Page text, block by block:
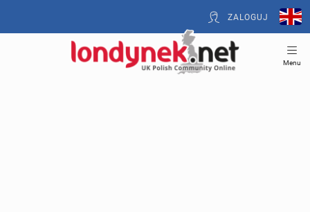
ZALOGUJ
Menu